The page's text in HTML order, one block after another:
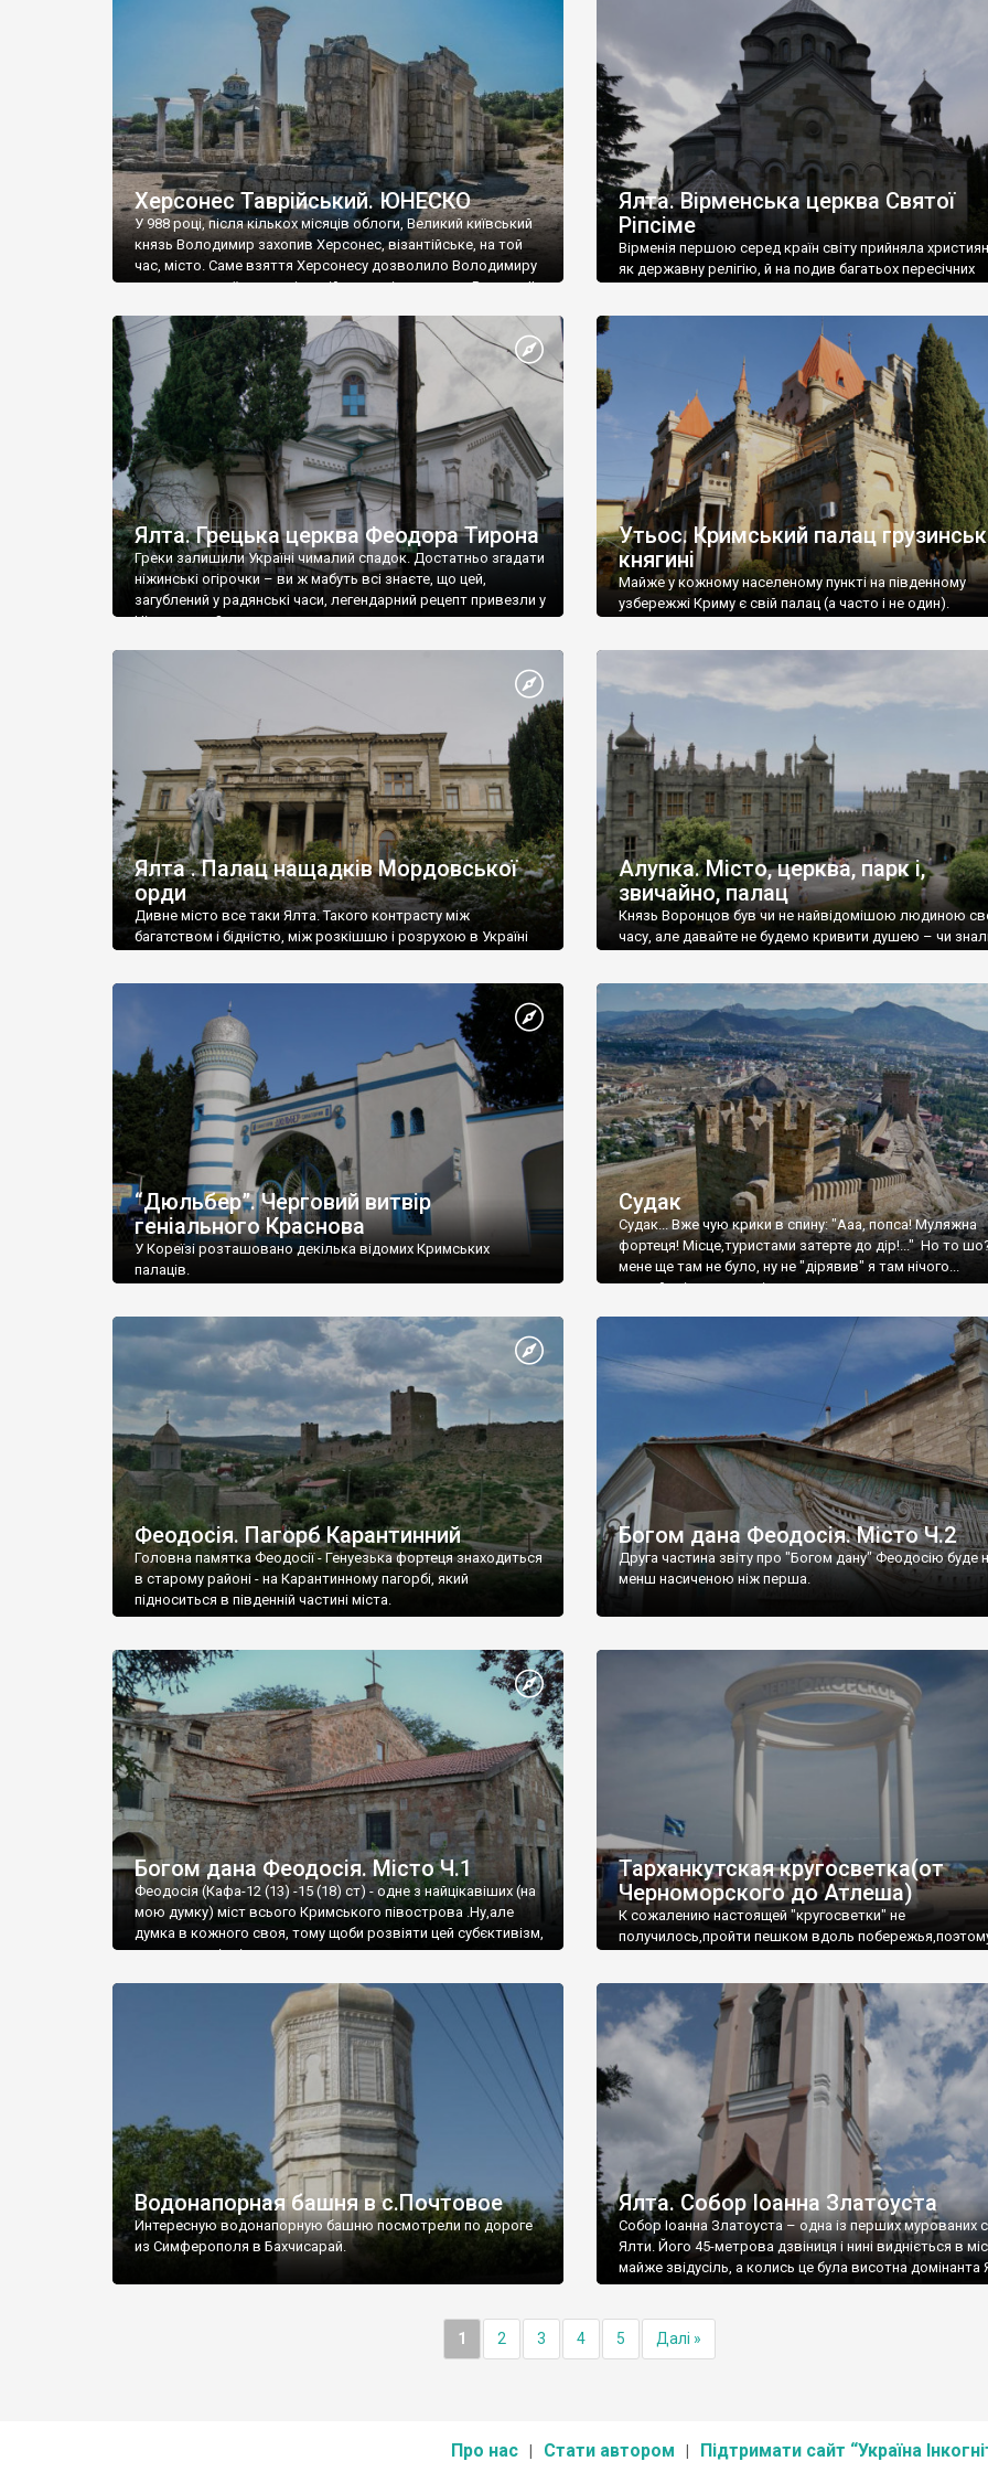
візантійської доби. Раритети викрадені з фондів об’єкту
культурної спадщини ЮНЕСКО «Херсонеса Таврійського».
Офіційно – на виставку «Золото Візантії», але експерти та
влада в Україні вважають це лише […]
називаються «повстяками» (postaki)…” “Вино. Крим
виробляє відмінне вино і його вдосталь: воно все
легке біле і дуже […]
Херсонес Таврійський. ЮНЕСКО
У 988 році, після кількох місяців облоги, Великий київський
князь Володимир захопив Херсонес, візантійське, на той
час, місто. Саме взяття Херсонесу дозволило Володимиру
диктувати свої умови візантійському імператору Василю ІІ,
Херсонесі Володимир-язичник, став Василем-
християнином. А потім було Хрещення Русі. На честь
Херсонесу Таврійського названо місто […]
Ялта. Вірменська церква Святої
Ріпсіме
Вірменія першою серед країн світу прийняла
як державну релігію, й на подив багатьох пересічних
Ялта. Грецька церква Феодора Тирона
Греки залишили Україні чималий спадок. Достатньо згадати
ніжинські огірочки – ви ж мабуть всі знаєте, що цей,
загублений у радянські часи, легендарний рецепт привезли у
Ніжин греки?
Утьос. Кримський палац
княгині
Майже у кожному населеному пункті на південному
узбережжі Криму є свій палац (а часто і не один).
Ялта . Палац нащадків Мордовської
орди
Дивне місто все таки Ялта. Такого контрасту між
багатством і бідністю, між розкішшю і розрухою в Україні
Алупка. Місто, церква, парк і,
звичайно, палац
Князь Воронцов був чи не найвідомішою людиною
часу, але давайте не будемо кривити душею – чи
“Дюльбер”. Черговий витвір
геніального Краснова
У Кореїзі розташовано декілька відомих Кримських
палаців.
Судак
Судак... Вже чую крики в спину: "Ааа, попса! Муляжна
фортеця! Місце,туристами затерте до дір!..." Но то
мене ще там не було, ну не "дірявив" я там нічого...
принаймні до цього літа.
Феодосія. Пагорб Карантинний
Головна памятка Феодосії - Генуезька фортеця знаходиться
в старому районі - на Карантинному пагорбі, який
підноситься в південній частині міста.
Богом дана Феодосія. Місто Ч.2
Друга частина звіту про "Богом дану" Феодосію буде
менш насиченою ніж перша.
Богом дана Феодосія. Місто Ч.1
Феодосія (Кафа-12 (13) -15 (18) ст) - одне з найцікавіших (на
мою думку) міст всього Кримського півострова .Ну,але
думка в кожного своя, тому щоби розвіяти цей субєктивізм,
запрошую відвідати це
Тарханкутская кругосветка(от
Черноморского до Атлеша)
К сожалению настоящей "кругосветки" не
получилось,пройти пешком вдоль
Водонапорная башня в с.Почтовое
Интересную водонапорную башню посмотрели по дороге
из Симферополя в Бахчисарай.
Ялта. Собор Іоанна Златоуста
Собор Іоанна Златоуста – одна із перших мурованих
Ялти. Його 45-метрова дзвіниця і нині видніється в
майже звідусіль, а колись це була висотна домінанта
1 2 3 4 5 Далі »
Про нас Стати автором Підтримати сайт “Україна